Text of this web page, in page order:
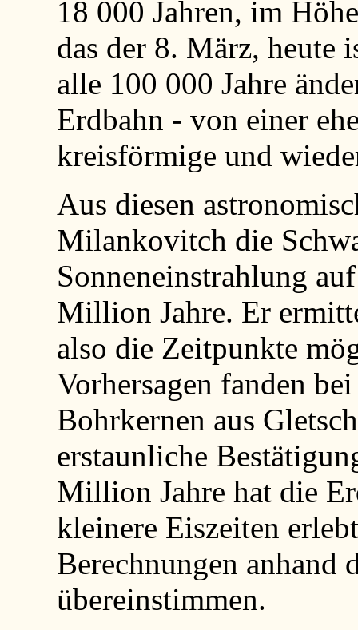
18 000 Jahren, im
das der 8. März, heute
alle 100 000 Jahre
Erdbahn - von einer
kreisförmige und
Aus diesen
Milankovitch die
Sonneneinstrahlung
Million Jahre. Er
also die Zeitpunkte
Vorhersagen fanden
Bohrkernen aus
erstaunliche
Million Jahre hat die
kleinere Eiszeiten
Berechnungen anhand
übereinstimmen.